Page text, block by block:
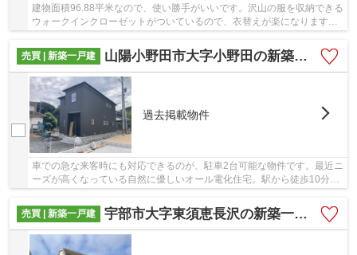
建物面積96.88平米なので、使い勝手がいいです。沢山の服を収納できる
ウォークインクローゼットがついているので、衣替えが楽になります。
売買 | 新築一戸建
山陽小野田市大字小野田の新築一戸建
過去掲載物件
車での急な来客時にも対応できるのが、駐車2台可能な物件です。最近ニ
ーズが高くなっている自然に優しいオール電化住宅。駅から徒歩10分の
売買 | 新築一戸建
宇部市大字東須恵長沢の新築一戸建